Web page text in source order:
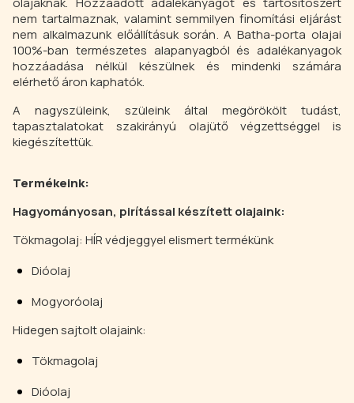
nem tartalmaznak, valamint semmilyen finomítási eljárást
nem alkalmazunk előállításuk során. A Batha-porta olajai
100%-ban természetes alapanyagból és adalékanyagok
hozzáadása nélkül készülnek és mindenki számára
elérhető áron kaphatók.
A nagyszüleink, szüleink által megörökölt tudást,
tapasztalatokat szakirányú olajütő végzettséggel is
kiegészítettük.
Termékeink:
Hagyományosan, pirítással készített olajaink:
Tökmagolaj: HÍR védjeggyel elismert termékünk
Dióolaj
Mogyoróolaj
Hidegen sajtolt olajaink:
Tökmagolaj
Dióolaj